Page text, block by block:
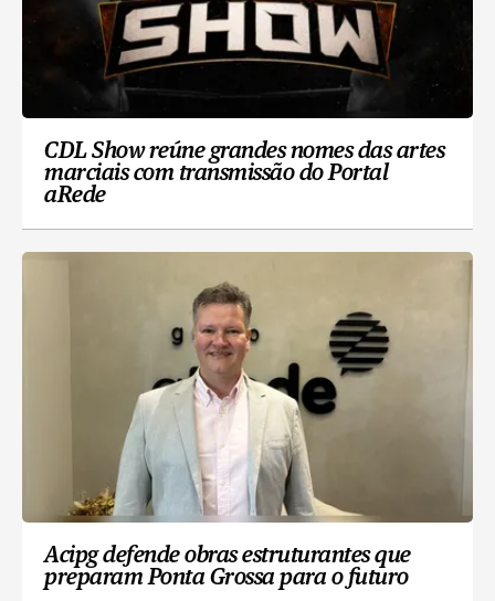
CDL Show reúne grandes nomes das artes
marciais com transmissão do Portal
aRede
Acipg defende obras estruturantes que
preparam Ponta Grossa para o futuro